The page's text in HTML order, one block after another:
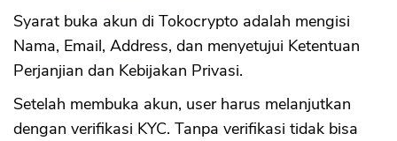
Syarat buka akun di Tokocrypto adalah mengisi
Nama, Email, Address, dan menyetujui Ketentuan
Perjanjian dan Kebijakan Privasi.
Setelah membuka akun, user harus melanjutkan
dengan verifikasi KYC. Tanpa verifikasi tidak bisa